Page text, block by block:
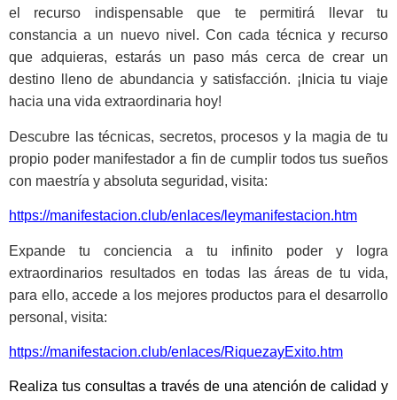
el recurso indispensable que te permitirá llevar tu
constancia a un nuevo nivel. Con cada técnica y recurso
que adquieras, estarás un paso más cerca de crear un
destino lleno de abundancia y satisfacción. ¡Inicia tu viaje
hacia una vida extraordinaria hoy!
Descubre las técnicas, secretos, procesos y la magia de tu
propio poder manifestador a fin de cumplir todos tus sueños
con maestría y absoluta seguridad, visita:
https://manifestacion.club/enlaces/leymanifestacion.htm
Expande tu conciencia a tu infinito poder y logra
extraordinarios resultados en todas las áreas de tu vida,
para ello, accede a los mejores productos para el desarrollo
personal, visita:
https://manifestacion.club/enlaces/RiquezayExito.htm
Realiza tus consultas a través de una atención de calidad y